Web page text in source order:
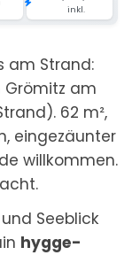
inkl.
am Strand:
Grömitz am
62 m²,
eingezäunter
willkommen.
Seeblick
hygge-